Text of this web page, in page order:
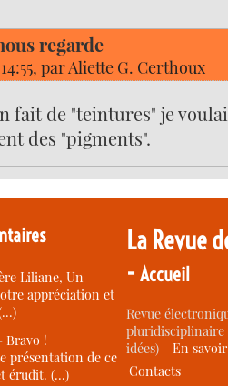
regarde
parAliette G. Certhoux
fait de "teintures" je
des "pigments".
Liliane, Un
appréciation et
Bravo !
présentation de ce
érudit. (…)
La Revue
-Accueil
Revue
idées) -En
Contacts